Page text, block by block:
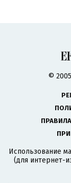
©
Использование
(для интернет-